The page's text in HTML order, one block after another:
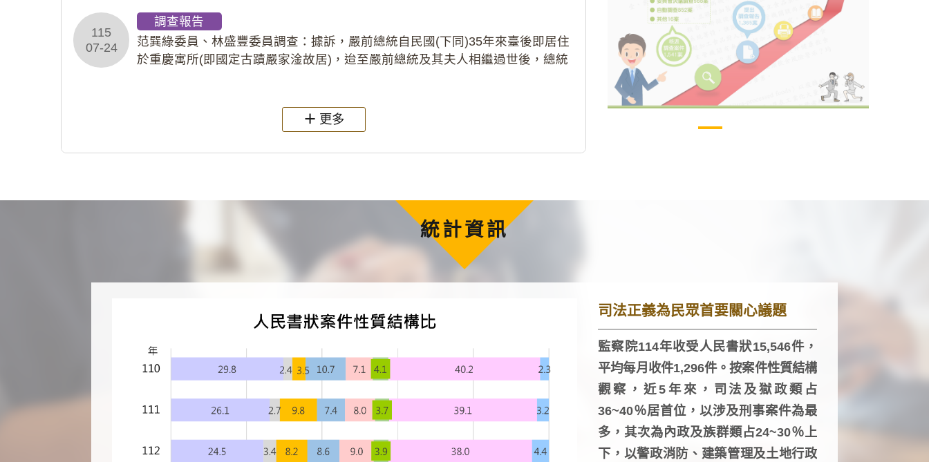
115
07-24
調查報告
范巽綠委員、林盛豐委員調查：據訴，嚴前總統自民國(下同)35年來臺後即居住
於重慶寓所(即國定古蹟嚴家淦故居)，迨至嚴前總統及其夫人相繼過世後，總統
更多
統計資訊
司法正義為民眾首要關心議題
監察院114年收受人民書狀15,546件，
平均每月收件1,296件。按案件性質結構
觀察，近5年來，司法及獄政類占
36~40％居首位，以涉及刑事案件為最
多，其次為內政及族群類占24~30％上
下，以警政消防、建築管理及土地行政